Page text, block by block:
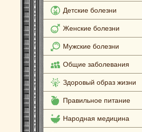
Детские болезни
Женские болезни
Мужские болезни
Общие заболевания
Здоровый образ жизни
Правильное питание
Народная медицина